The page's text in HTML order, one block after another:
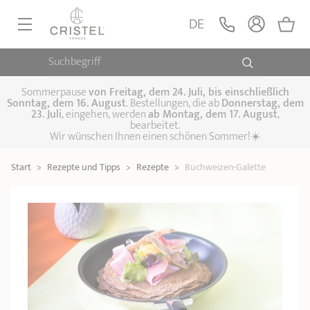
Suchbegriff
DE
PFANNEN, SAUTEUSEN
Pfannen Sauteusen Crêpepfannen
Woks
KOCHTÖPFE, SCHMORTÖPFE
Kochtöpfe Schmortöpfe,
Fleischtöpfe Suppentöpfe
Topfsets Kochgeschirr Set
DAMFPAUFSÄTZE
KÜCHENHELFER
SPEZIELLE KÜCHENUTENSILIEN
Couscous-Töpfe Nudeltöpfe
KAFFEE UND TEE
Wasserkessel Espressokocher
ZUBEHÖR, PFLEGE
Stiel- und
IDEEN & GESCHENKKARTEN
Sommerpausevon Freitag, dem 24. Juli, bis einschließlich
Sonntag, dem 16. August. Bestellungen, die abDonnerstag, dem
23. Juli, eingehen, werdenab Montag, dem 17. August,
bearbeitet.
Wir wünschen Ihnen einen schönen Sommer!☀️
Start > Rezepte und Tipps > Rezepte > Buchweizen-Galette